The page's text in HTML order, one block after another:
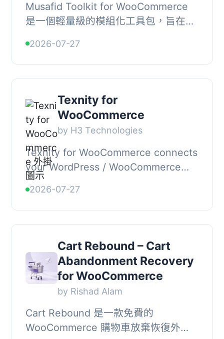
Musafid Toolkit for WooCommerce
是一個輕量級的模組化工具包，旨在提
化結帳流程、客製化電子郵件及追蹤銷
售表現，所有功能...
2026-07-27
Texnity for
WooCommerce
by H3 Technologies
Texnity for WooCommerce connects
your WordPress / WooCommerce
store to the Texnity WhatsApp
Business API so you can:, , Send
order status notificat...
2026-07-27
Cart Rebound – Cart
Abandonment Recovery
for WooCommerce
by Rishad Alam
Cart Rebound 是一款免費的
WooCommerce 購物車放棄恢復外